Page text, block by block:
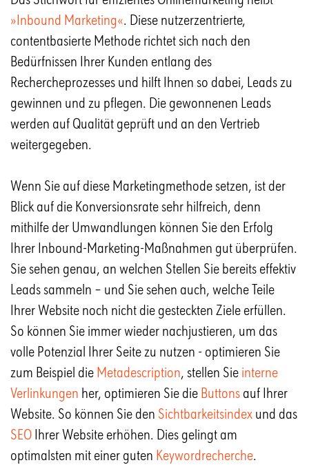
»Inbound Marketing«. Diese nutzerzentrierte,
contentbasierte Methode richtet sich nach den
Bedürfnissen Ihrer Kunden entlang des
Rechercheprozesses und hilft Ihnen so dabei, Leads zu
gewinnen und zu pflegen. Die gewonnenen Leads
werden auf Qualität geprüft und an den Vertrieb
weitergegeben.
Wenn Sie auf diese Marketingmethode setzen, ist der
Blick auf die Konversionsrate sehr hilfreich, denn
mithilfe der Umwandlungen können Sie den Erfolg
Ihrer Inbound-Marketing-Maßnahmen gut überprüfen.
Sie sehen genau, an welchen Stellen Sie bereits effektiv
Leads sammeln – und Sie sehen auch, welche Teile
Ihrer Website noch nicht die gesteckten Ziele erfüllen.
So können Sie immer wieder nachjustieren, um das
volle Potenzial Ihrer Seite zu nutzen - optimieren Sie
zum Beispiel die Metadescription, stellen Sie interne
Verlinkungen her, optimieren Sie die Buttons auf Ihrer
Website. So können Sie den Sichtbarkeitsindex und das
SEO Ihrer Website erhöhen. Dies gelingt am
optimalsten mit einer guten Keywordrecherche.